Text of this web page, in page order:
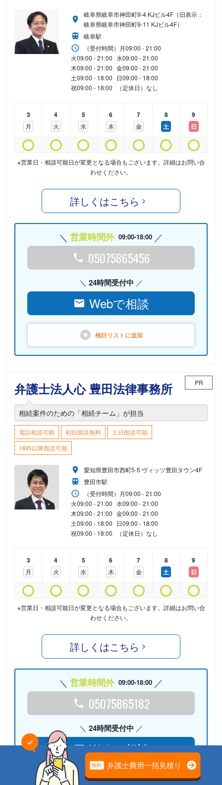
岐阜県岐阜市神田町9-4 KJビル4F（旧表示：
岐阜県岐阜市神田町9-11 KJビル4F）
岐阜駅
（受付時間） 月09:00 - 21:00
火09:00 - 21:00 水09:00 - 21:00
木09:00 - 21:00 金09:00 - 21:00
土09:00 - 18:00 日09:00 - 18:00
祝09:00 - 18:00 （定休日）なし
3
月
4
火
5
水
6
木
7
金
8
土
9
日
※営業日・相談可能日が変更となる場合もございます。詳細はお問い合
わせください。
詳しくはこちら
営業時間外 09:00-18:00
05075865456
24時間受付中
Webで相談
検討リストに追加
弁護士法人心 豊田法律事務所 PR
相続案件のための「相続チーム」が担当
電話相談可能 初回面談無料
土日面談可能
18時以降面談可能
愛知県豊田市西町5-5 ヴィッツ豊田タウン4F
豊田市駅
（受付時間） 月09:00 - 21:00
火09:00 - 21:00 水09:00 - 21:00
木09:00 - 21:00 金09:00 - 21:00
土09:00 - 18:00 日09:00 - 18:00
祝09:00 - 18:00 （定休日）なし
3
月
4
火
5
水
6
木
7
金
8
土
9
日
※営業日・相談可能日が変更となる場合もございます。詳細はお問い合
わせください。
詳しくはこちら
営業時間外 09:00-18:00
05075865182
24時間受付中
Webで相談
検討リストに追加